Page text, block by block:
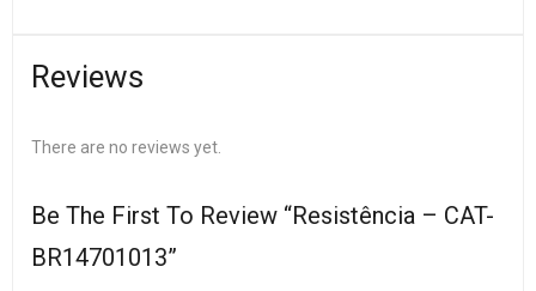
Reviews
There are no reviews yet.
Be The First To Review “Resistência – CAT-
BR14701013”